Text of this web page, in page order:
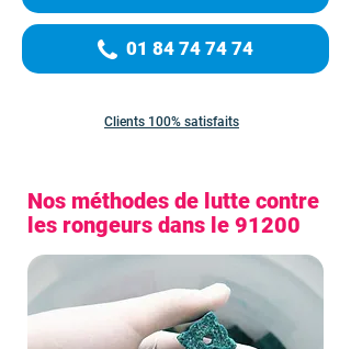
01 84 74 74 74
Clients 100% satisfaits
Nos méthodes de lutte contre
les rongeurs dans le 91200